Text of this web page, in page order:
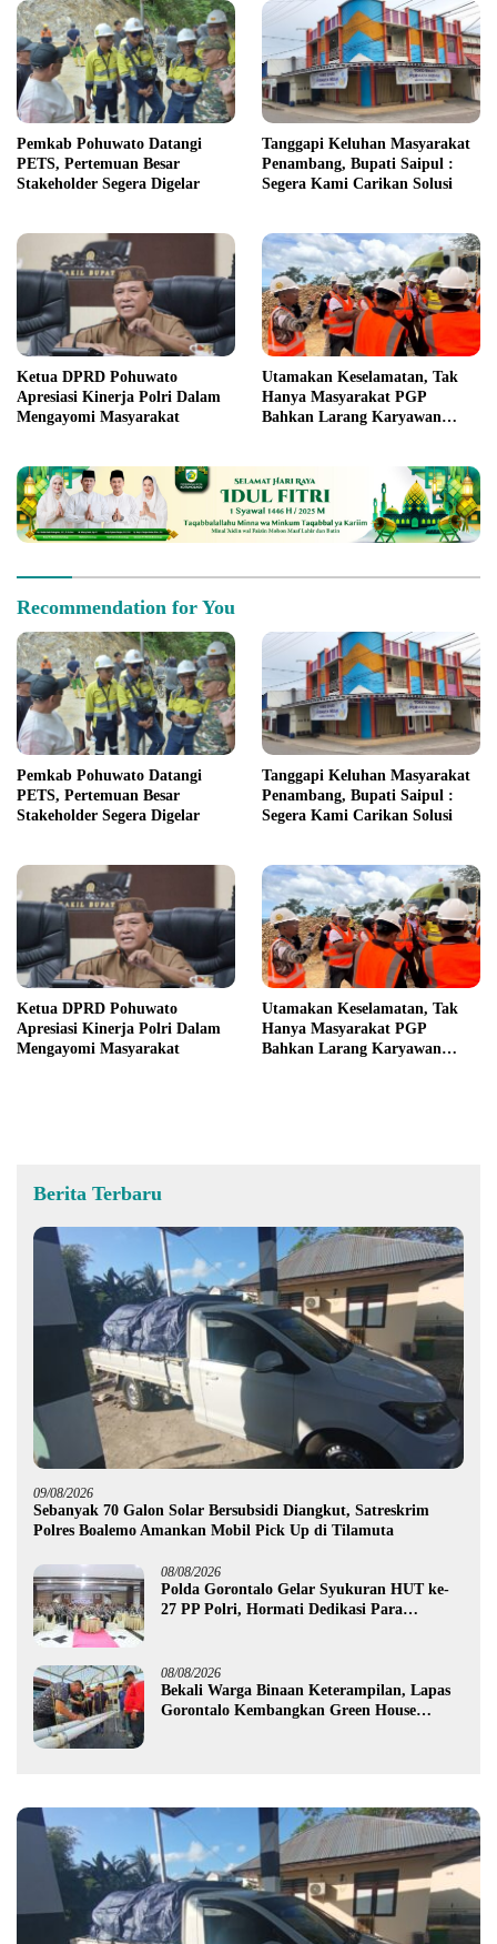
Pemkab Pohuwato Datangi
PETS, Pertemuan Besar
Stakeholder Segera Digelar
Tanggapi Keluhan Masyarakat
Penambang, Bupati Saipul :
Segera Kami Carikan Solusi
Ketua DPRD Pohuwato
Apresiasi Kinerja Polri Dalam
Mengayomi Masyarakat
Utamakan Keselamatan, Tak
Hanya Masyarakat PGP
Bahkan Larang Karyawan
Recommendation for You
Pemkab Pohuwato Datangi
PETS, Pertemuan Besar
Stakeholder Segera Digelar
Tanggapi Keluhan Masyarakat
Penambang, Bupati Saipul :
Segera Kami Carikan Solusi
Ketua DPRD Pohuwato
Apresiasi Kinerja Polri Dalam
Mengayomi Masyarakat
Utamakan Keselamatan, Tak
Hanya Masyarakat PGP
Bahkan Larang Karyawan
Berita Terbaru
09/08/2026
Sebanyak 70 Galon Solar Bersubsidi Diangkut, Satreskrim
Polres Boalemo Amankan Mobil Pick Up di Tilamuta
08/08/2026
Polda Gorontalo Gelar Syukuran HUT ke-
27 PP Polri, Hormati Dedikasi Para
08/08/2026
Bekali Warga Binaan Keterampilan, Lapas
Gorontalo Kembangkan Green House